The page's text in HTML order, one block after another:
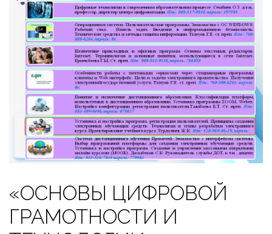
«ОСНОВЫ ЦИФРОВОЙ
ГРАМОТНОСТИ И